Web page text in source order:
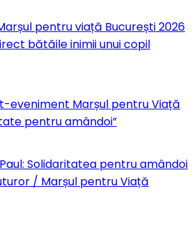
pentru viață București 2026
bătăile inimii unui copil
eveniment Marșul pentru Viață
pentru amândoi”
Solidaritatea pentru amândoi
/ Marșul pentru Viață